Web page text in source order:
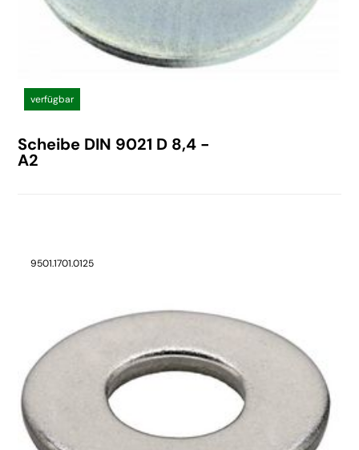
verfügbar
Scheibe DIN 9021 D 8,4 -
A2
9501.1701.0125